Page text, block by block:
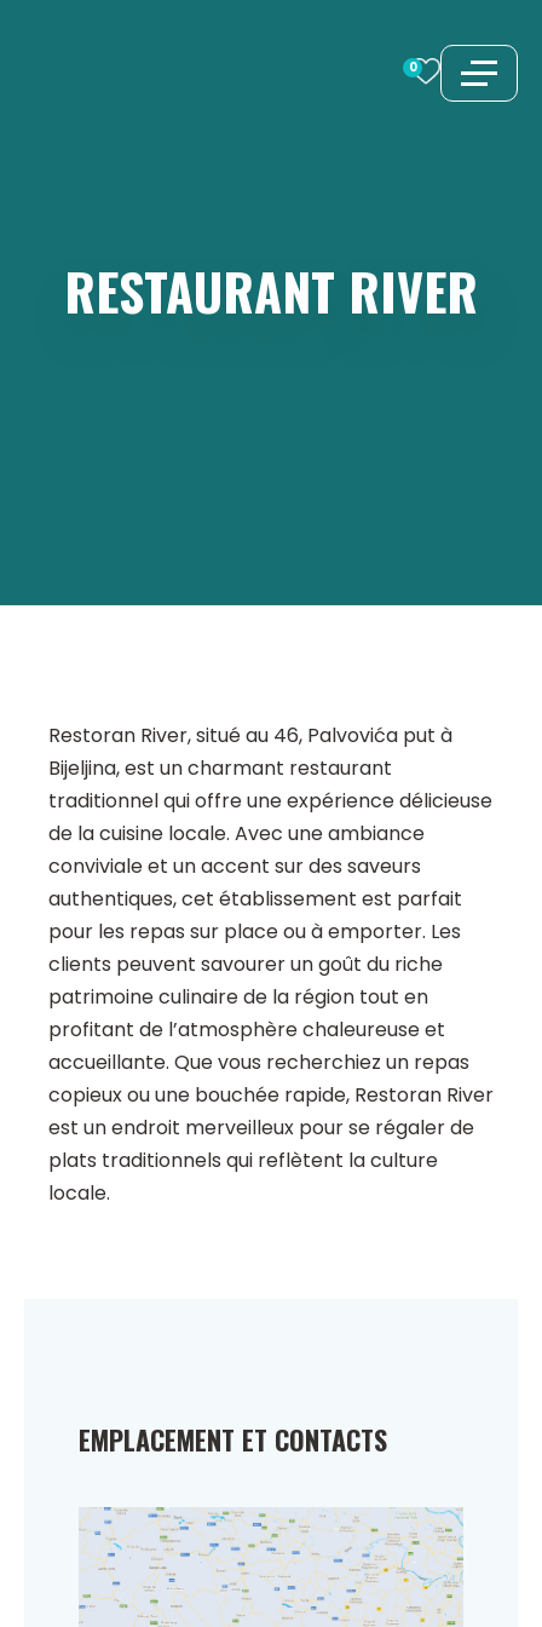
0
RESTAURANT RIVER
Restoran River, situé au 46, Palvovića put à
Bijeljina, est un charmant restaurant
traditionnel qui offre une expérience délicieuse
de la cuisine locale. Avec une ambiance
conviviale et un accent sur des saveurs
authentiques, cet établissement est parfait
pour les repas sur place ou à emporter. Les
clients peuvent savourer un goût du riche
patrimoine culinaire de la région tout en
profitant de l’atmosphère chaleureuse et
accueillante. Que vous recherchiez un repas
copieux ou une bouchée rapide, Restoran River
est un endroit merveilleux pour se régaler de
plats traditionnels qui reflètent la culture
locale.
EMPLACEMENT ET CONTACTS